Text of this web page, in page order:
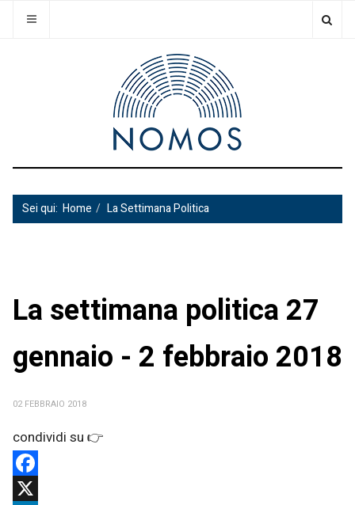
Sei qui: Home La Settimana Politica
La settimana politica 27
gennaio - 2 febbraio 2018
02 FEBBRAIO 2018
Facebook